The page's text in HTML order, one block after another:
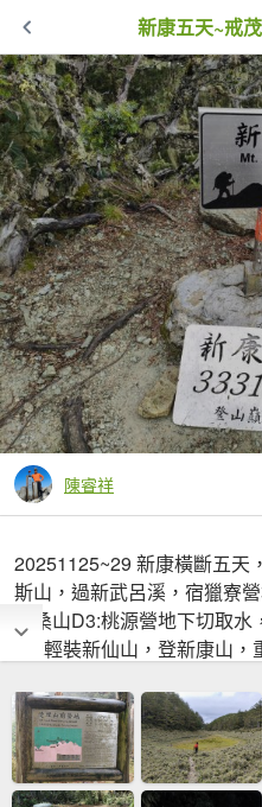
新康五天~戒
陳睿祥
20251125~29 新康橫斷五天
斯山，過新武呂溪，宿獵寮
克桑山D3:桃源營地下切取
D4:輕裝新仙山，登新康山
米登山口